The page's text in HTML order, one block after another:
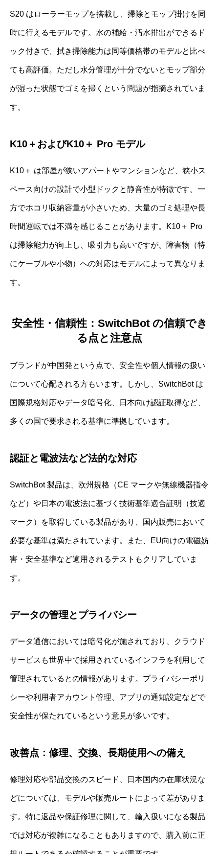
S20 はローラーモップを搭載し、掃除とモップ掛けを同
時に行えるモデルです。水の補給・汚水排出ができるド
ック付きで、拭き掃除能力は同等価格帯のモデルと比べ
ても高評価。ただし水分管理が十分でないとモップ部分
が湿った状態でゴミを掃くという問題が指摘されていま
す。
K10＋およびK10＋ Pro モデル
K10＋ は部屋が狭いアパートやマンションなど、狭小ス
ペース向けの設計で小型ドックと静音性が特徴です。一
方でホコリ収納容量が小さいため、大量のゴミ処理や長
時間運転では不満を感じることがあります。K10＋ Pro
は掃除能力が向上し、吸引力も高いですが、障害物（特
にケーブルや小物）への対応はモデルによって異なりま
す。
安全性・信頼性：SwitchBot の信頼でき
る点と注意点
ブランドが中国発という点で、安全性や個人情報の扱い
について心配される方もいます。しかし、SwitchBot は
国際規格対応やデータ暗号化、日本向け認証取得など、
多くの国で要求される基準に準拠しています。
認証と電波法など法的な対応
SwitchBot 製品は、欧州規格（CE マークや無線機器指令
など）や日本の電波法に基づく技術基準適合証明（技適
マーク）を取得している製品があり、国内販売において
必要な基準は満たされています。また、EU向けの電磁妨
害・安全基準など適用されるテストもクリアしていま
す。
データの管理とプライバシー
データ通信においては暗号化が施されており、クラウド
サービスも世界中で採用されているインフラを利用して
管理されているとの情報があります。プライバシーポリ
シーや利用者アカウント管理、アプリの通知設定などで
安全性が保たれているという意見が多いです。
改善点：修理、交換、長期使用への備え
修理対応や部品交換のスピード、日本国内の在庫状況な
どについては、モデルや販売ルートによって差がありま
す。特に返品や保証修理に関して、輸入扱いになる製品
では対応が複雑になることもありますので、購入前に正